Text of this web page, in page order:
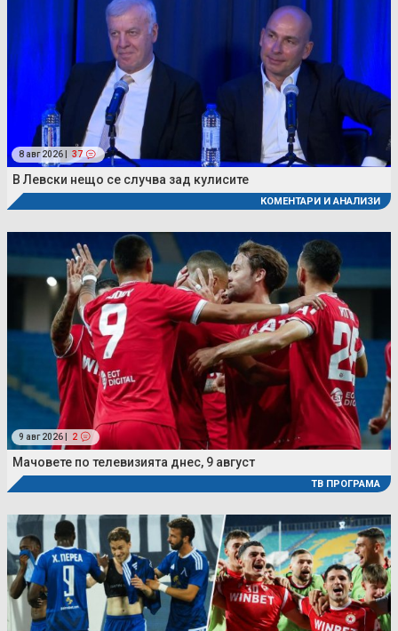
8 авг 2026 | 37
В Левски нещо се случва зад кулисите
КОМЕНТАРИ И АНАЛИЗИ
9 авг 2026 | 2
Мачовете по телевизията днес, 9 август
ТВ ПРОГРАМА